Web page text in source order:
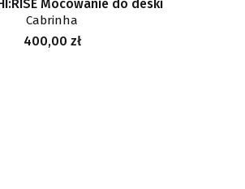
Mocowanie do deski
Cabrinha
Cena
400,00 zł